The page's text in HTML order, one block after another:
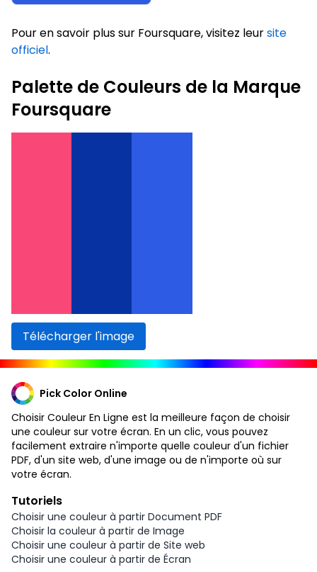
Pour en savoir plus sur Foursquare, visitez leursite
officiel.
Palette de Couleurs de la Marque
Foursquare
Télécharger l'image
Pick Color Online
Choisir Couleur En Ligne est la meilleure façon de choisir
une couleur sur votre écran. En un clic, vous pouvez
facilement extraire n'importe quelle couleur d'un fichier
PDF, d'un site web, d'une image ou de n'importe où sur
votre écran.
Tutoriels
Choisir une couleur à partir Document PDF
Choisir la couleur à partir de Image
Choisir une couleur à partir de Site web
Choisir une couleur à partir de Écran